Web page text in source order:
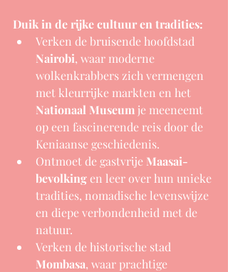
Duik in de rijke cultuur en tradities:
Verken de bruisende hoofdstad
Nairobi, waar moderne
wolkenkrabbers zich vermengen
met kleurrijke markten en het
Nationaal Museum je meeneemt
op een fascinerende reis door de
Keniaanse geschiedenis.
Ontmoet de gastvrije Maasai-
bevolking en leer over hun unieke
tradities, nomadische levenswijze
en diepe verbondenheid met de
natuur.
Verken de historische stad
Mombasa, waar prachtige